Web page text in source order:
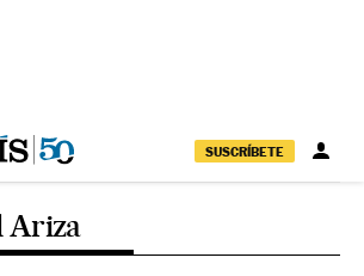
SUSCRÍBETE
Ariza